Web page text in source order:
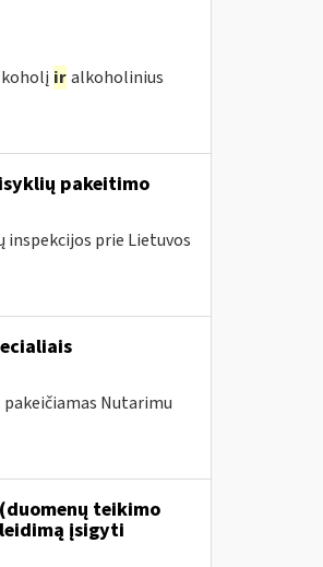
ir alkoholinius
pakeitimo
inspekcijos prie Lietuvos
pakeičiamas Nutarimu
teikimo
įsigyti